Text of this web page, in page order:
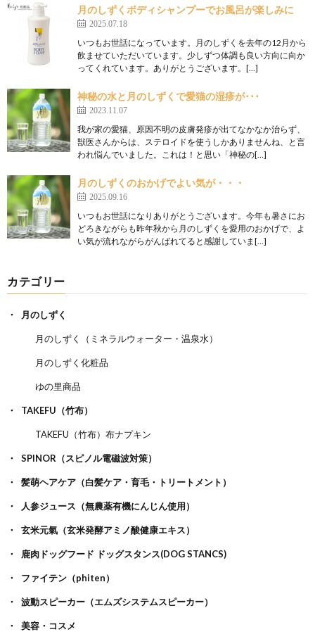
月のしずくボディシャンプーでお風呂が楽しみに
2025.07.18
いつもお世話になっています。月のしずくを去年の12月から
飲ませていただいています。少しずつ体調も良い方向に向か
ってくれています。ありがとうございます。[…]
神秘の水と月のしずくで愛猫の湿疹が･･･
2023.11.07
我が家の愛猫、原因不明の皮膚発疹が出てなかなか治らず、
獣医さんからは、ステロイドを使うしかありませんね、と言
われ悩んでいました。これは！と思い「神秘の[…]
月のしずくのおかげでよい気が・・・
2025.09.16
いつもお世話になりありがとうございます。今年も暑さにお
どろきながらも昨年秋から月のしずくを愛用のおかげで、よ
い気が流れながらがんばれてると感謝していま[…]
カテゴリー
月のしずく
月のしずく（ミネラルウォーター・温泉水）
月のしずく化粧品
ゆの里商品
TAKEFU（竹布）
TAKEFU（竹布）布ナプキン
SPINOR（スピノル電磁波対策）
髪萌ヘアケア（白髪ケア・育毛・トリートメント）
人参ジュース（無農薬有機にんじん使用）
玄米元氣（玄米発酵アミノ酸健康エキス）
鹿肉ドッグフード ドッグスタンス(DOG STANCS)
ファイテン（phiten）
波動スピーカー（エムズシステムスピーカー）
美容・コスメ